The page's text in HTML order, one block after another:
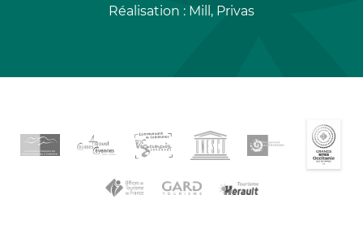
Réalisation : Mill, Privas